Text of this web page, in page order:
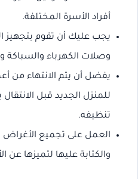
أفراد الأسرة المختلفة.
يجب عليك أن تقوم بتجهيز
وصلات الكهرباء والسباكة و
يفضل أن يتم الانتهاء من
للمنزل الجديد قبل
تنظيفه.
العمل على تجميع الأغراض
والكتابة عليها لتميزها عن